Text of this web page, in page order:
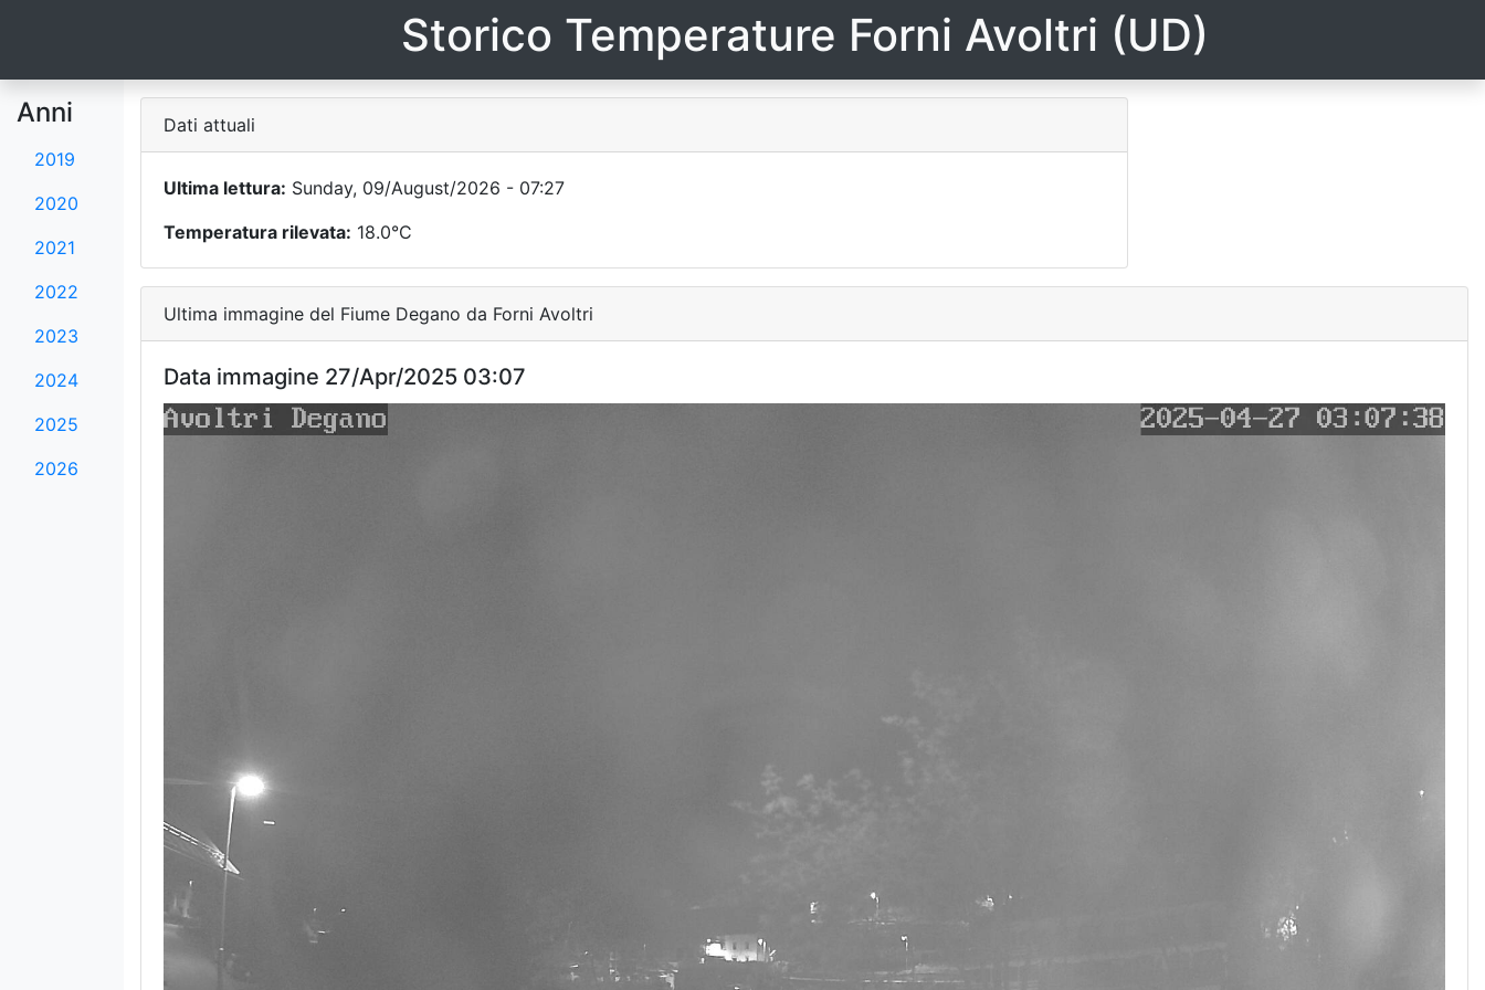
Storico Temperature Forni Avoltri (UD)
Anni
2019
2020
2021
2022
2023
2024
2025
2026
Dati attuali
Ultima lettura: Sunday, 09/August/2026 - 07:27
Temperatura rilevata: 18.0°C
Ultima immagine del Fiume Degano da Forni Avoltri
Data immagine 27/Apr/2025 03:07